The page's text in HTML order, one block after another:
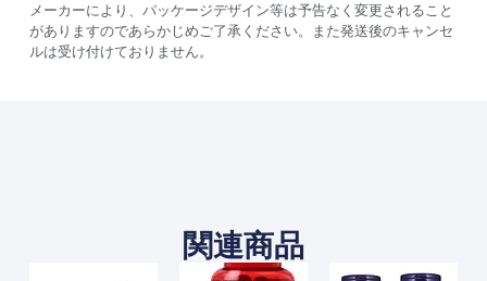
メーカーにより、パッケージデザイン等は予告なく変更されること
がありますのであらかじめご了承ください。また発送後のキャンセ
ルは受け付けておりません。
関連商品